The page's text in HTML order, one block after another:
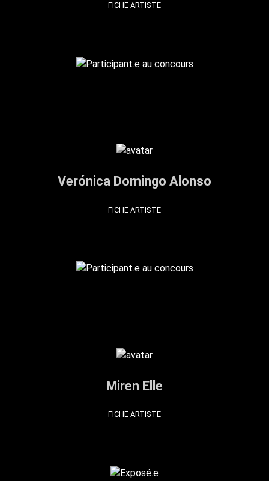
FICHE ARTISTE
Verónica Domingo Alonso
FICHE ARTISTE
Miren Elle
FICHE ARTISTE